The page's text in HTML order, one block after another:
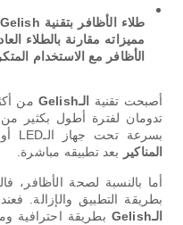
مميزاته مقارنة بالطلاء
الأظافر مع الاستخدام
أصبحت تقنية الـGelish
من
تدومان لفترة أطول بكثير
بسرعة تحت جهاز الـLED أو الـUV، ما يوفر الوقت ويمنع تلف
المناكير
بعد تطبيقه مباشرة.
أما بالنسبة لصحة الأظافر،
بطريقة التطبيق والإزالة.
الـGelish
بطريقة احترافية